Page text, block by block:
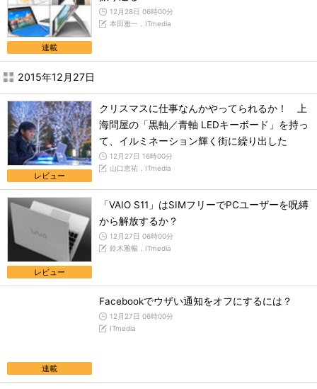
連載
12月28日 06時00分
本田雅一，ITmedia
2015年12月27日
レビュー
クリスマスに仕事なんかやってられるか！ 上
海問屋の「黒軸／青軸 LEDキーボード」を持っ
て、イルミネーション輝く街に繰り出した
12月27日 16時00分
山口恵祐，ITmedia
レビュー
「VAIO S11」はSIMフリーでPCユーザーを呪縛
から解放するか？
12月27日 06時00分
鈴木雅暢，ITmedia
連載
Facebookでウザい通知をオフにするには？
12月27日 06時00分
ITmedia